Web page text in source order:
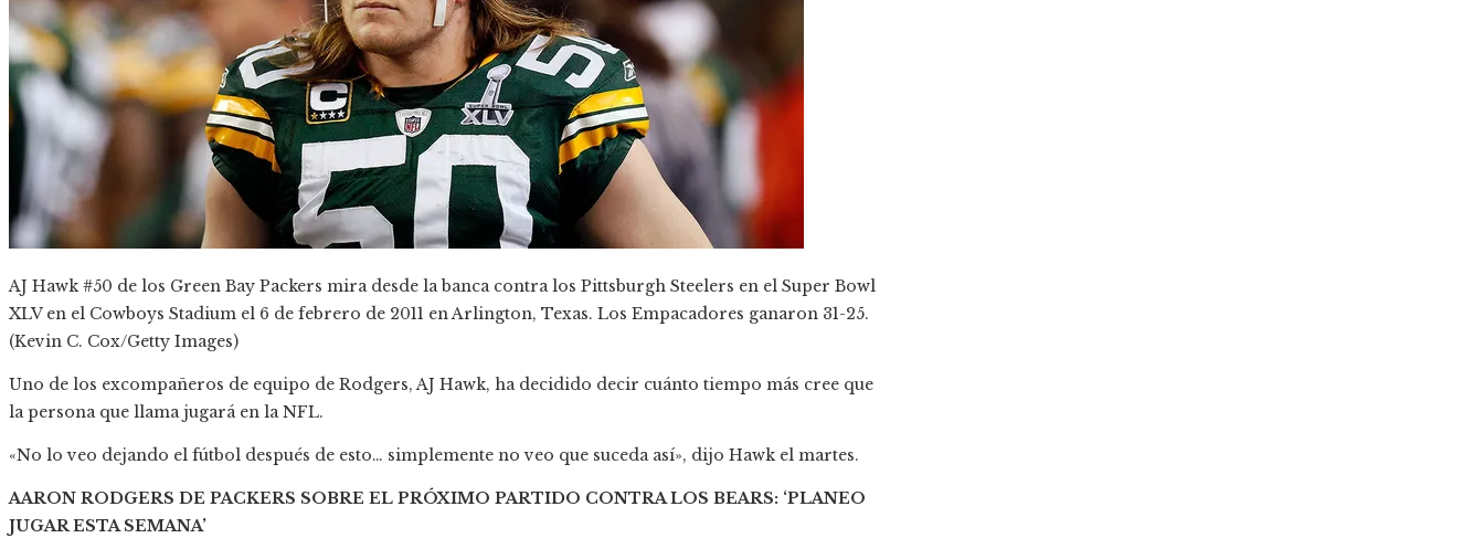
AJ Hawk #50 de los Green Bay Packers mira desde la banca contra los Pittsburgh Steelers en el Super Bowl
XLV en el Cowboys Stadium el 6 de febrero de 2011 en Arlington, Texas. Los Empacadores ganaron 31-25.
(Kevin C. Cox/Getty Images)
Uno de los excompañeros de equipo de Rodgers, AJ Hawk, ha decidido decir cuánto tiempo más cree que
la persona que llama jugará en la NFL.
«No lo veo dejando el fútbol después de esto… simplemente no veo que suceda así», dijo Hawk el martes.
AARON RODGERS DE PACKERS SOBRE EL PRÓXIMO PARTIDO CONTRA LOS BEARS: ‘PLANEO
JUGAR ESTA SEMANA’